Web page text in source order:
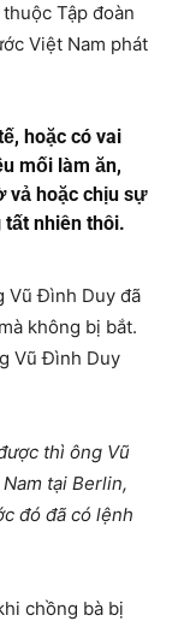
Tập đoàn
Việt Nam phát
hoặc có vai
mối làm ăn,
vả hoặc chịu sự
tất nhiên thôi.
Vũ Đình Duy đã
không bị bắt.
Vũ Đình Duy
thì ông Vũ
tại Berlin,
đó đã có lệnh
chồng bà bị